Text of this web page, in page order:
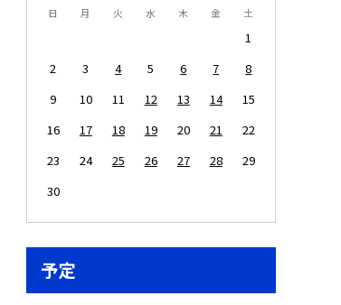
日 月 火 水 木 金 土
1
2
3 4 5 6 7
8
9
10 11 12 13 14
15
16
17 18 19 20 21
22
23
24 25 26 27 28
29
30
予定